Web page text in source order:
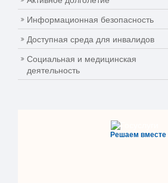
Информационная безопасность
Доступная среда для инвалидов
Социальная и медицинская
деятельность
Решаем вместе